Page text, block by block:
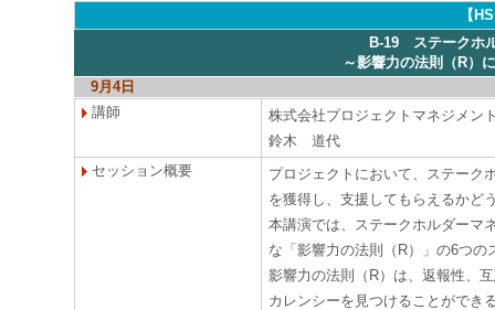
【
B-19 ステークホ
～影響力の法則（R）
9月4日
講師
株式会社プロジェクトマネジメ
鈴木 道代
セッション概要
プロジェクトにおいて、ステーク
を獲得し、支援してもらえるかど
本講演では、ステークホルダーマ
な「影響力の法則（R）」の6つの
影響力の法則（R）は、返報性、
カレンシーを見つけることができ